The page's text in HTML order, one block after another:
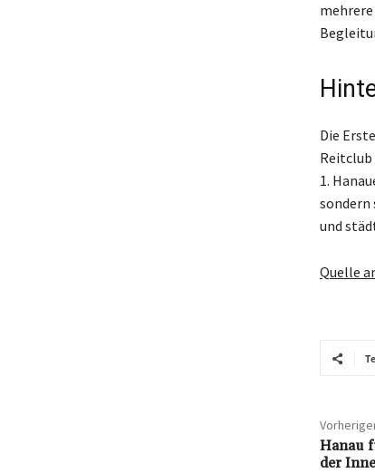
Die
Reitclub
1.
sondern
und
Quelle
Hanau
der